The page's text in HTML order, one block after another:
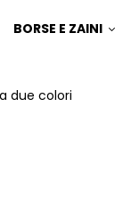
BORSE E ZAINI
due colori